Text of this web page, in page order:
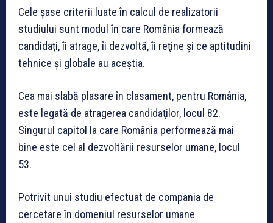
Cele şase criterii luate în calcul de realizatorii
studiului sunt modul în care România formează
candidaţi, îi atrage, îi dezvoltă, îi reţine şi ce aptitudini
tehnice şi globale au aceştia.
Cea mai slabă plasare în clasament, pentru România,
este legată de atragerea candidaţilor, locul 82.
Singurul capitol la care România performează mai
bine este cel al dezvoltării resurselor umane, locul
53.
Potrivit unui studiu efectuat de compania de
cercetare în domeniul resurselor umane